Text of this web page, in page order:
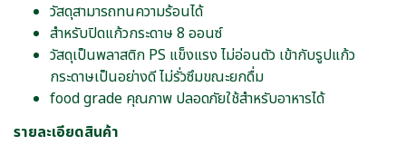
วัสดุสามารถทนความร้อนได้
สำหรับปิดแก้วกระดาษ 8 ออนซ์
วัสดุเป็นพลาสติก PS แข็งแรง ไม่อ่อนตัว เข้ากับรูปแก้ว
กระดาษเป็นอย่างดี ไม่รั่วซึมขณะยกดื่ม
food grade คุณภาพ ปลอดภัยใช้สำหรับอาหารได้
รายละเอียดสินค้า